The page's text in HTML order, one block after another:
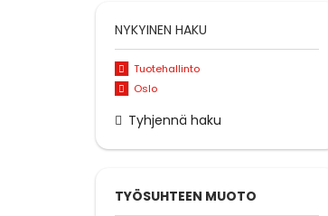
NYKYINEN HAKU
Tuotehallinto
Oslo
Tyhjennä haku
TYÖSUHTEEN MUOTO